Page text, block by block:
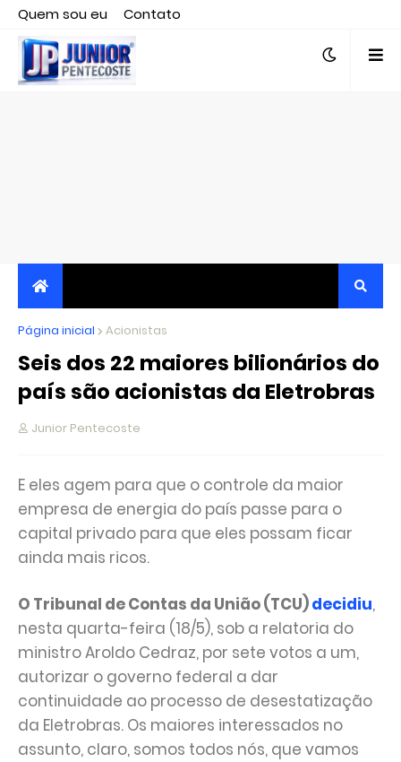
Quem sou eu
Contato
Editor responsável, jornalista Clovis Almeida.
JORNALISMO INDEPENDENTE, TRANSPARENTE E
CRÍTICO
Página inicial Acionistas
Seis dos 22 maiores bilionários do
país são acionistas da Eletrobras
Junior Pentecoste
E eles agem para que o controle da maior
empresa de energia do país passe para o
capital privado para que eles possam ficar
ainda mais ricos.
O Tribunal de Contas da União (TCU)decidiu,
nesta quarta-feira (18/5), sob a relatoria do
ministro Aroldo Cedraz, por sete votos a um,
autorizar o governo federal a dar
continuidade ao processo de desestatização
da Eletrobras. Os maiores interessados no
assunto, claro, somos todos nós, que vamos